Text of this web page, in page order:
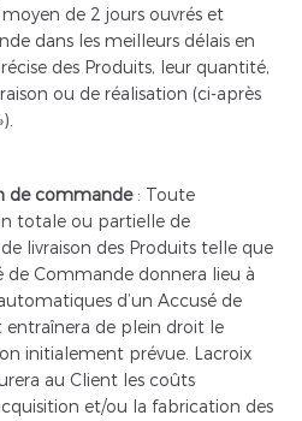
de 2 jours ouvrés et
dans les meilleurs délais en
des Produits, leur quantité,
ou de réalisation (ci-après
de commande: Toute
totale ou partielle de
livraison des Produits telle que
de Commande donnera lieu à
d’un Accusé de
de plein droit le
initialement prévue. Lacroix
au Client les coûts
et/ou la fabrication des